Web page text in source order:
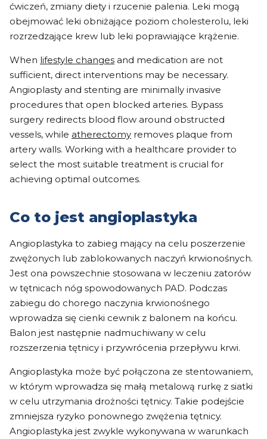
ćwiczeń, zmiany diety i rzucenie palenia. Leki mogą
obejmować leki obniżające poziom cholesterolu, leki
rozrzedzające krew lub leki poprawiające krążenie.
When lifestyle changes and medication are not
sufficient, direct interventions may be necessary.
Angioplasty and stenting are minimally invasive
procedures that open blocked arteries. Bypass
surgery redirects blood flow around obstructed
vessels, while atherectomy removes plaque from
artery walls. Working with a healthcare provider to
select the most suitable treatment is crucial for
achieving optimal outcomes.
Co to jest angioplastyka
Angioplastyka to zabieg mający na celu poszerzenie
zwężonych lub zablokowanych naczyń krwionośnych.
Jest ona powszechnie stosowana w leczeniu zatorów
w tętnicach nóg spowodowanych PAD. Podczas
zabiegu do chorego naczynia krwionośnego
wprowadza się cienki cewnik z balonem na końcu.
Balon jest następnie nadmuchiwany w celu
rozszerzenia tętnicy i przywrócenia przepływu krwi.
Angioplastyka może być połączona ze stentowaniem,
w którym wprowadza się małą metalową rurkę z siatki
w celu utrzymania drożności tętnicy. Takie podejście
zmniejsza ryzyko ponownego zwężenia tętnicy.
Angioplastyka jest zwykle wykonywana w warunkach